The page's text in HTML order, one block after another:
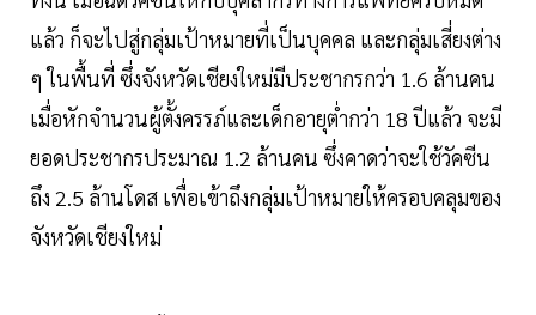
แล้ว ก็จะไปสู่กลุ่มเป้าหมายที่เป็นบุคคล และกลุ่มเสี่ยงต่าง
ๆ ในพื้นที่ ซึ่งจังหวัดเชียงใหม่มีประชากรกว่า 1.6 ล้านคน
เมื่อหักจำนวนผู้ตั้งครรภ์และเด็กอายุต่ำกว่า 18 ปีแล้ว จะมี
ยอดประชากรประมาณ 1.2 ล้านคน ซึ่งคาดว่าจะใช้วัคซีน
ถึง 2.5 ล้านโดส เพื่อเข้าถึงกลุ่มเป้าหมายให้ครอบคลุมของ
จังหวัดเชียงใหม่